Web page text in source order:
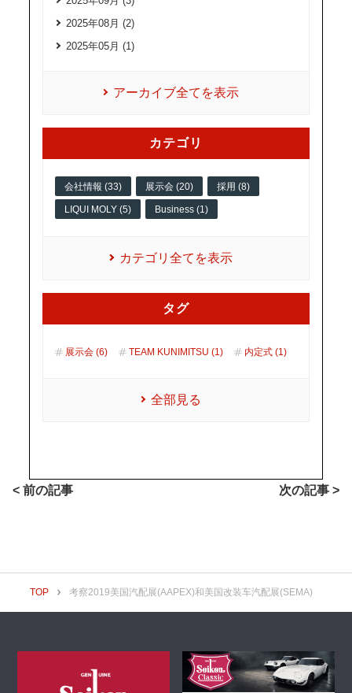
2025年08月 (2)
2025年05月 (1)
アーカイブ全てを表示
カテゴリ
会社情報 (33) 展示会 (20) 採用 (8)
LIQUI MOLY (5) Business (1)
カテゴリ全てを表示
タグ
展示会 (6) TEAM KUNIMITSU (1) 内定式 (1)
全部見る
< 前の記事 次の記事 >
TOP 考察2019美国汽配展(AAPEX)和美国改装车汽配展(SEMA)